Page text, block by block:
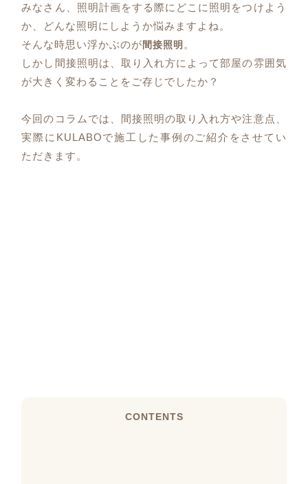
みなさん、照明計画をする際にどこに照明をつけよう
か、どんな照明にしようか悩みますよね。
そんな時思い浮かぶのが 間接照明 。
しかし間接照明は、取り入れ方によって部屋の雰囲気
が大きく変わることをご存じでしたか？
今回のコラムでは、間接照明の取り入れ方や注意点、
実際にKULABOで施工した事例のご紹介をさせてい
ただきます。
CONTENTS